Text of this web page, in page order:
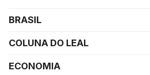
BRASIL
COLUNA DO LEAL
ECONOMIA